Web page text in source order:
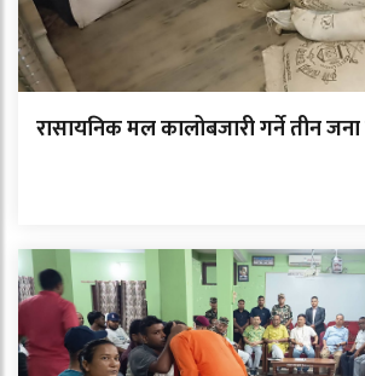
रासायनिक मल कालोबजारी गर्ने तीन जना